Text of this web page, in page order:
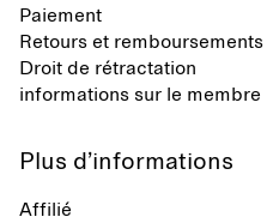
Paiement
Retours et remboursements
Droit de rétractation
informations sur le membre
Plus d’informations
Affilié